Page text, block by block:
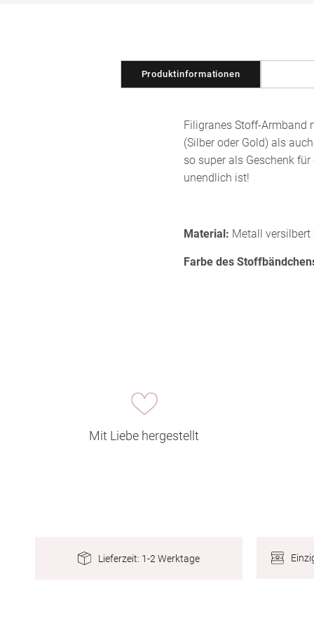
Produktinformationen
Filigranes Stoff-Armband
(Silber oder Gold) als
so super als Geschenk
unendlich ist!
Material: Metall versilbert
Farbe des
Mit Liebe hergestellt
Lieferzeit: 1-2 Werktage